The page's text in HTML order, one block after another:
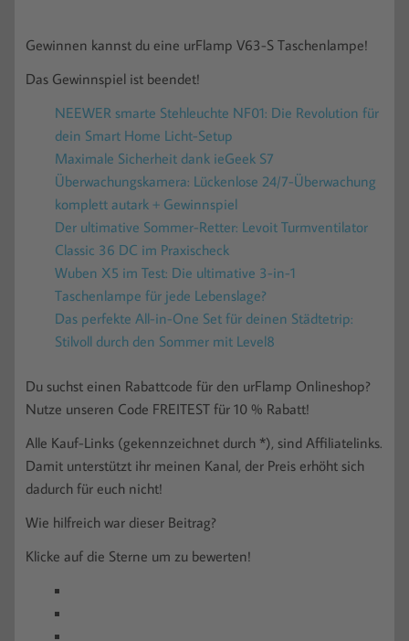
Gewinnen kannst du eine urFlamp V63-S Taschenlampe!
Das Gewinnspiel ist beendet!
NEEWER smarte Stehleuchte NF01: Die Revolution für
dein Smart Home Licht-Setup
Maximale Sicherheit dank ieGeek S7
Überwachungskamera: Lückenlose 24/7-Überwachung
komplett autark + Gewinnspiel
Der ultimative Sommer-Retter: Levoit Turmventilator
Classic 36 DC im Praxischeck
Wuben X5 im Test: Die ultimative 3-in-1
Taschenlampe für jede Lebenslage?
Das perfekte All-in-One Set für deinen Städtetrip:
Stilvoll durch den Sommer mit Level8
Du suchst einen Rabattcode für den urFlamp Onlineshop?
Nutze unseren Code FREITEST für 10 % Rabatt!
Alle Kauf-Links (gekennzeichnet durch *), sind Affiliatelinks.
Damit unterstützt ihr meinen Kanal, der Preis erhöht sich
dadurch für euch nicht!
Wie hilfreich war dieser Beitrag?
Klicke auf die Sterne um zu bewerten!